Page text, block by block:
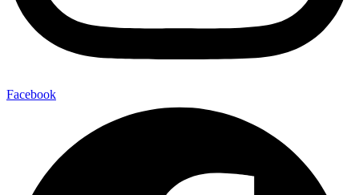
Facebook